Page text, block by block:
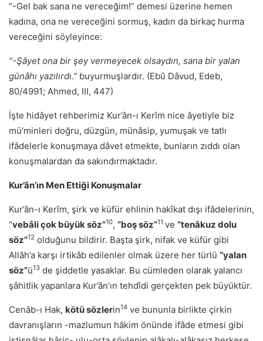
“-Gel bak sana ne vereceğim!” demesi üzerine hemen
kadına, ona ne vereceğini sormuş, kadın da birkaç hurma
vereceğini söyleyince:
“-Şâyet ona bir şey vermeyecek olsaydın, sana bir yalan
günâhı yazılırdı.” buyurmuşlardır. (Ebû Dâvud, Edeb,
80/4991; Ahmed, III, 447)
İşte hidâyet rehberimiz Kur’ân-ı Kerîm nice âyetiyle biz
mü’minleri doğru, düzgün, münâsip, yumuşak ve tatlı
ifâdelerle konuşmaya dâvet etmekte, bunların zıddı olan
konuşmalardan da sakındırmaktadır.
Kur’ân’ın Men Ettiği Konuşmalar
Kur’ân-ı Kerîm, şirk ve küfür ehlinin hakîkat dışı ifâdelerinin,
“vebâli çok büyük söz”10, “boş söz”11 ve “tenâkuz dolu
söz”12 olduğunu bildirir. Başta şirk, nifak ve küfür gibi
Allâh’a karşı irtikâb edilenler olmak üzere her türlü “yalan
söz”ü13 de şiddetle yasaklar. Bu cümleden olarak yalancı
şâhitlik yapanlara Kur’ân’ın tehdîdi gerçekten pek büyüktür.
Cenâb-ı Hak, kötü sözlerin14 ve bununla birlikte çirkin
davranışların -mazlumun hâkim önünde ifâde etmesi gibi